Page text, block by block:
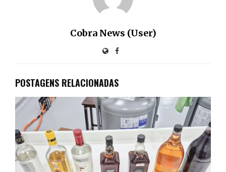
Cobra News (User)
POSTAGENS RELACIONADAS